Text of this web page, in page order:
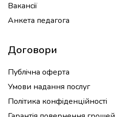
Вакансії
Анкета педагога
Договори
Публічна оферта
Умови надання послуг
Політика конфіденційності